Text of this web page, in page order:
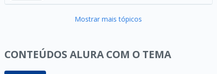
Mostrar mais tópicos
CONTEÚDOS ALURA COM O TEMA